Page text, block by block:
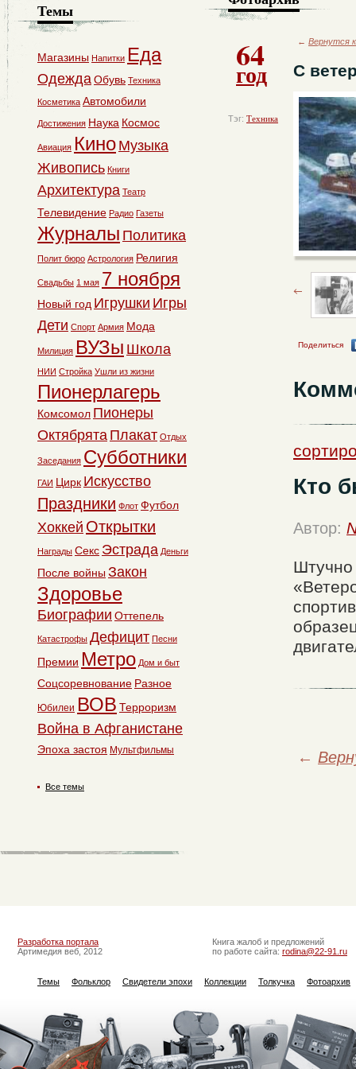
64
год
Тэг: Техника
← Вернутся
С
Поделиться
Кто
Автор:
Штучно
←
Темы
Магазины Напитки Еда
ОдеждаОбувь Техника
Косметика Автомобили
Достижения Наука Космос
Авиация Кино Музыка
Живопись Книги
Архитектура Театр
Телевидение Радио Газеты
Журналы Политика
Полит бюро Астрология Религия
Свадьбы 1 мая 7 ноября
Новый год Игрушки Игры
Дети Спорт Армия Мода
Милиция ВУЗы Школа
НИИ Стройка Ушли из жизни
Пионерлагерь
Комсомол Пионеры
Октябрята Плакат Отдых
Заседания Субботники
ГАИ Цирк Искусство
Праздники Флот Футбол
Хоккей Открытки
Награды Секс Эстрада Деньги
После войны Закон
Здоровье
Биографии Оттепель
Катастрофы Дефицит Песни
Премии Метро Дом и быт
Соцсоревнование Разное
Юбилеи ВОВ Терроризм
Война в Афганистане
Эпоха застоя Мультфильмы
Все темы
Разработка портала
Артимедия веб, 2012
Книга жалоб и предложений
по работе сайта: rodina@22-91.ru
Темы Фольклор Свидетели эпохи Коллекции Толкучка Фотоархив